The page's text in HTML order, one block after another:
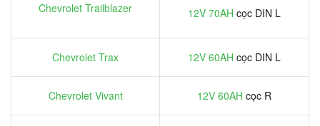
Chevrolet Trailblazer 12V 70AH cọc DIN L
Chevrolet Trax 12V 60AH cọc DIN L
Chevrolet Vivant 12V 60AH cọc R